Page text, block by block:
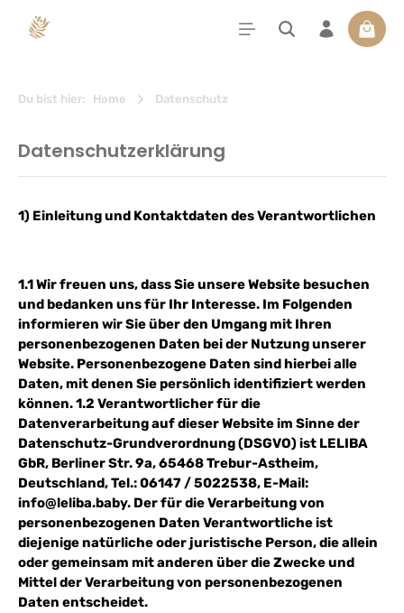
springen
Du bist hier: Home Datenschutz
Datenschutzerklärung
1) Einleitung und Kontaktdaten des Verantwortlichen
1.1 Wir freuen uns, dass Sie unsere Website besuchen
und bedanken uns für Ihr Interesse. Im Folgenden
informieren wir Sie über den Umgang mit Ihren
personenbezogenen Daten bei der Nutzung unserer
Website. Personenbezogene Daten sind hierbei alle
Daten, mit denen Sie persönlich identifiziert werden
können. 1.2 Verantwortlicher für die
Datenverarbeitung auf dieser Website im Sinne der
Datenschutz-Grundverordnung (DSGVO) ist LELIBA
GbR, Berliner Str. 9a, 65468 Trebur-Astheim,
Deutschland, Tel.: 06147 / 5022538, E-Mail:
info@leliba.baby. Der für die Verarbeitung von
personenbezogenen Daten Verantwortliche ist
diejenige natürliche oder juristische Person, die allein
oder gemeinsam mit anderen über die Zwecke und
Mittel der Verarbeitung von personenbezogenen
Daten entscheidet.